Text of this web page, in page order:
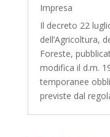
Impresa
Il decreto 22
dell’Agricoltura,
Foreste,
modifica il d.m.
temporanee
previste dal